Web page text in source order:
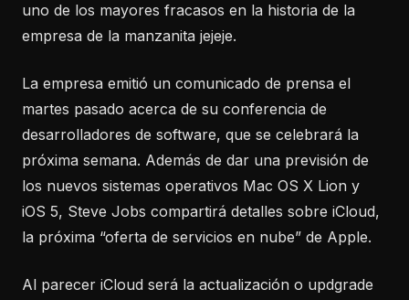
uno de los mayores fracasos en la historia de la
empresa de la manzanita jejeje.
La empresa emitió un comunicado de prensa el
martes pasado acerca de su conferencia de
desarrolladores de software, que se celebrará la
próxima semana. Además de dar una previsión de
los nuevos sistemas operativos Mac OS X Lion y
iOS 5, Steve Jobs compartirá detalles sobre iCloud,
la próxima “oferta de servicios en nube” de Apple.
Al parecer iCloud será la actualización o updgrade